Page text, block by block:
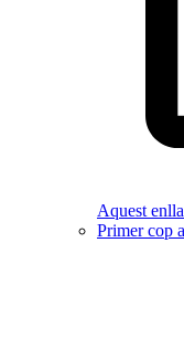
Aquest
Primer cop